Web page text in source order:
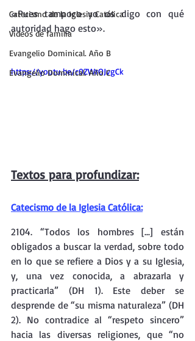
Catecismo de la Iglesia Católica
Vídeos de familia
Evangelio Dominical. Año B
Evangelio Dominical. Año C
«Pues tampoco yo os digo con qué
autoridad hago esto».
https://youtu.be/c0ZWrOJvgCk
Textos para profundizar:
Catecismo de la Iglesia Católica:
2104. “Todos los hombres [...] están
obligados a buscar la verdad, sobre todo
en lo que se refiere a Dios y a su Iglesia,
y, una vez conocida, a abrazarla y
practicarla” (DH 1). Este deber se
desprende de “su misma naturaleza” (DH
2). No contradice al “respeto sincero”
hacia las diversas religiones, que “no